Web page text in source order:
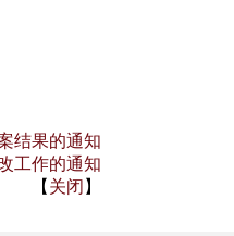
结果的通知
工作的通知
【 关闭 】